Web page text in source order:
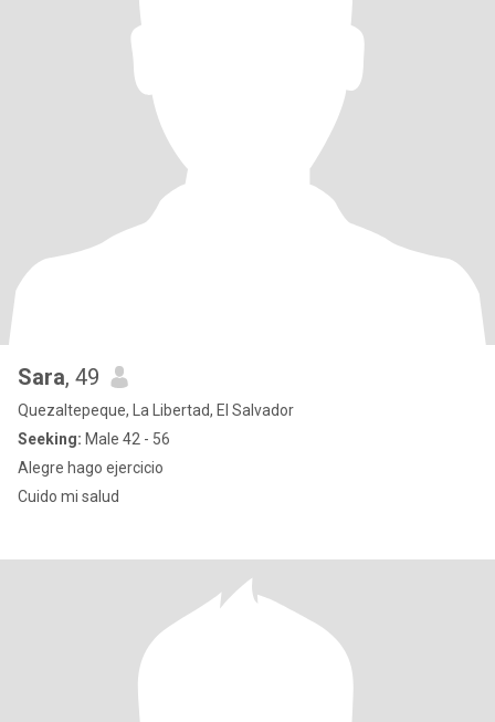
Sara, 49
Quezaltepeque, La Libertad, El Salvador
Seeking: Male 42 - 56
Alegre hago ejercicio
Cuido mi salud